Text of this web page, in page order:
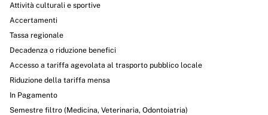
Attività culturali e sportive
Accertamenti
Tassa regionale
Decadenza o riduzione benefici
Accesso a tariffa agevolata al trasporto pubblico locale
Riduzione della tariffa mensa
In Pagamento
Semestre filtro (Medicina, Veterinaria, Odontoiatria)